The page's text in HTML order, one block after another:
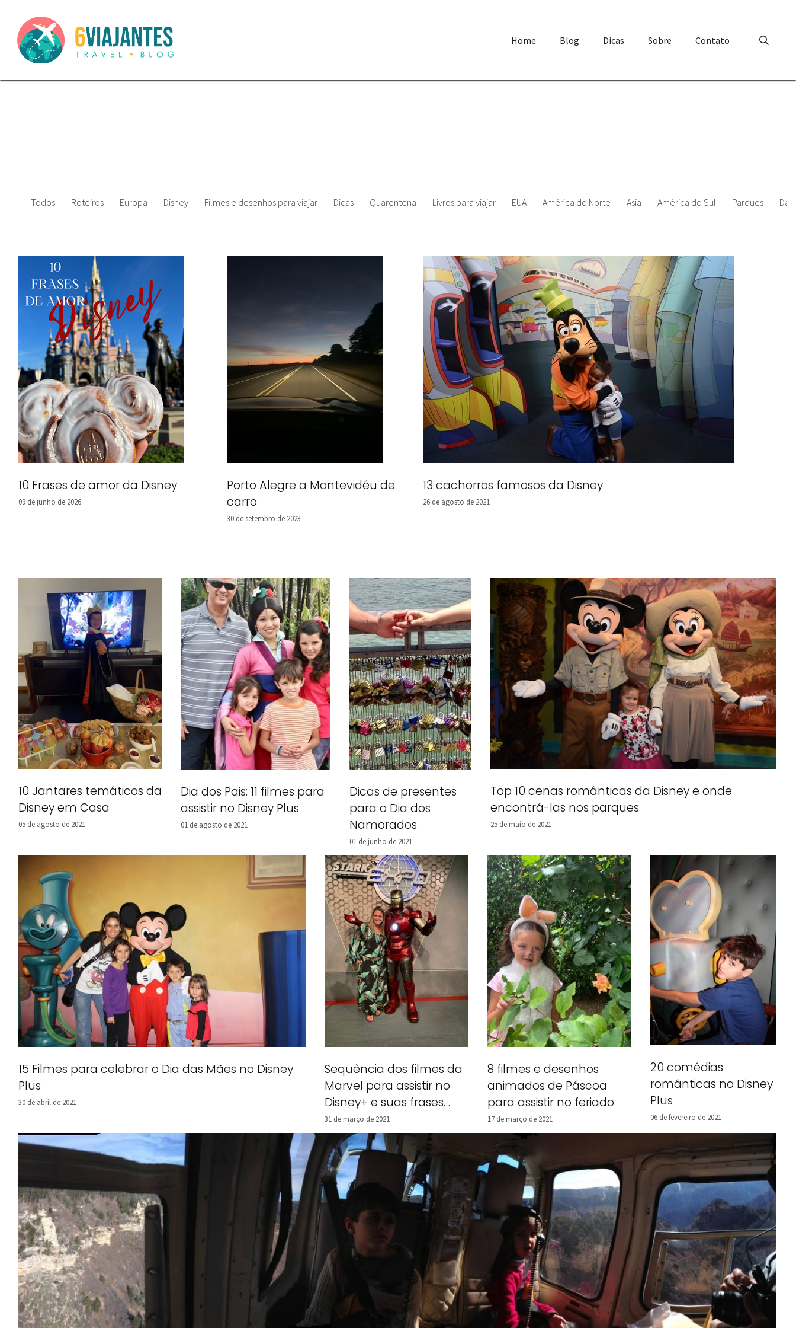
Home Blog Dicas Sobre Contato
Todos Roteiros Europa Disney Filmes e desenhos para viajar Dicas Quarentena Livros para viajar EUA América do Norte Asia América do Sul Parques
10 Frases de amor da Disney
09 de junho de 2026
Porto Alegre a Montevidéu de
carro
30 de setembro de 2023
13 cachorros famosos da Disney
26 de agosto de 2021
10 Jantares temáticos da
Disney em Casa
05 de agosto de 2021
Dia dos Pais: 11 filmes para
assistir no Disney Plus
01 de agosto de 2021
Dicas de presentes
para o Dia dos
Namorados
01 de junho de 2021
Top 10 cenas românticas da Disney e onde
encontrá-las nos parques
25 de maio de 2021
15 Filmes para celebrar o Dia das Mães no Disney
Plus
30 de abril de 2021
Sequência dos filmes da
Marvel para assistir no
Disney+ e suas frases
marcantes
31 de março de 2021
8 filmes e desenhos
animados de Páscoa
para assistir no feriado
17 de março de 2021
20 comédias
românticas no Disney
Plus
06 de fevereiro de 2021